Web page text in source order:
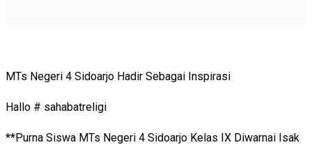
MTs Negeri 4 Sidoarjo Hadir Sebagai Inspirasi
Hallo # sahabatreligi
**Purna Siswa MTs Negeri 4 Sidoarjo Kelas IX Diwarnai Isak